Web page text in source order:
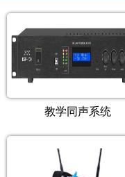
教学同声系统